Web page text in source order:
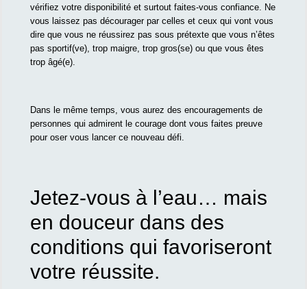
vérifiez votre disponibilité et surtout faites-vous confiance. Ne
vous laissez pas décourager par celles et ceux qui vont vous
dire que vous ne réussirez pas sous prétexte que vous n’êtes
pas sportif(ve), trop maigre, trop gros(se) ou que vous êtes
trop âgé(e).
Dans le même temps, vous aurez des encouragements de
personnes qui admirent le courage dont vous faites preuve
pour oser vous lancer ce nouveau défi.
Jetez-vous à l’eau… mais
en douceur dans des
conditions qui favoriseront
votre réussite.